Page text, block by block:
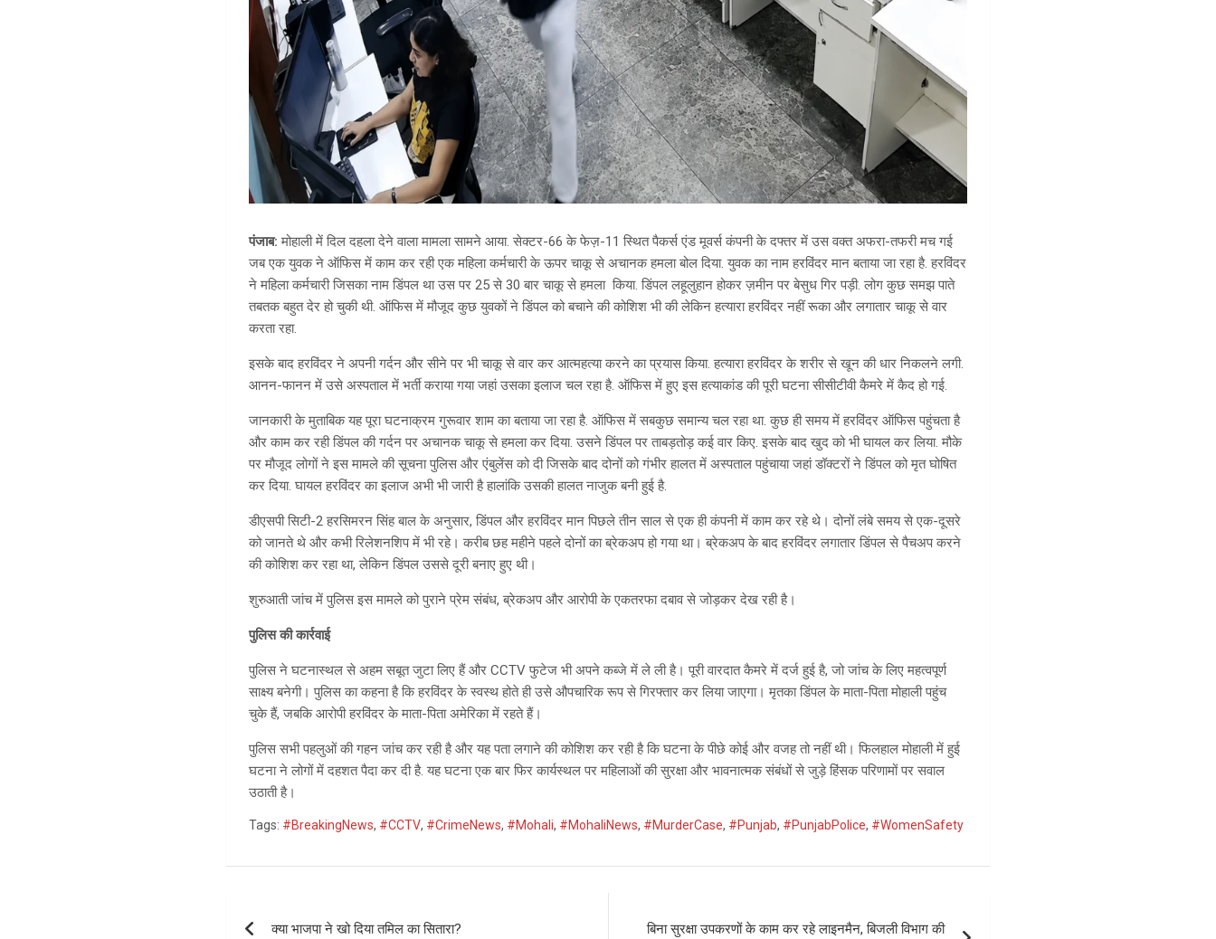
पंजाब: मोहाली में दिल दहला देने वाला मामला सामने आया. सेक्टर-66 के फेज़-11 स्थित पैकर्स एंड मूवर्स कंपनी के दफ्तर में उस वक्त अफरा-तफरी मच गई
जब एक युवक ने ऑफिस में काम कर रही एक महिला कर्मचारी के ऊपर चाकू से अचानक हमला बोल दिया. युवक का नाम हरविंदर मान बताया जा रहा है. हरविंदर
ने महिला कर्मचारी जिसका नाम डिंपल था उस पर 25 से 30 बार चाकू से हमला किया. डिंपल लहूलुहान होकर ज़मीन पर बेसुध गिर पड़ी. लोग कुछ समझ पाते
तबतक बहुत देर हो चुकी थी. ऑफिस में मौजूद कुछ युवकों ने डिंपल को बचाने की कोशिश भी की लेकिन हत्यारा हरविंदर नहीं रूका और लगातार चाकू से वार
करता रहा.
इसके बाद हरविंदर ने अपनी गर्दन और सीने पर भी चाकू से वार कर आत्महत्या करने का प्रयास किया. हत्यारा हरविंदर के शरीर से खून की धार निकलने लगी.
आनन-फानन में उसे अस्पताल में भर्ती कराया गया जहां उसका इलाज चल रहा है. ऑफिस में हुए इस हत्याकांड की पूरी घटना सीसीटीवी कैमरे में कैद हो गई.
जानकारी के मुताबिक यह पूरा घटनाक्रम गुरूवार शाम का बताया जा रहा है. ऑफिस में सबकुछ समान्य चल रहा था. कुछ ही समय में हरविंदर ऑफिस पहुंचता है
और काम कर रही डिंपल की गर्दन पर अचानक चाकू से हमला कर दिया. उसने डिंपल पर ताबड़तोड़ कई वार किए. इसके बाद खुद को भी घायल कर लिया. मौके
पर मौजूद लोगों ने इस मामले की सूचना पुलिस और एंबुलेंस को दी जिसके बाद दोनों को गंभीर हालत में अस्पताल पहुंचाया जहां डॉक्टरों ने डिंपल को मृत घोषित
कर दिया. घायल हरविंदर का इलाज अभी भी जारी है हालांकि उसकी हालत नाजुक बनी हुई है.
डीएसपी सिटी-2 हरसिमरन सिंह बाल के अनुसार, डिंपल और हरविंदर मान पिछले तीन साल से एक ही कंपनी में काम कर रहे थे। दोनों लंबे समय से एक-दूसरे
को जानते थे और कभी रिलेशनशिप में भी रहे। करीब छह महीने पहले दोनों का ब्रेकअप हो गया था। ब्रेकअप के बाद हरविंदर लगातार डिंपल से पैचअप करने
की कोशिश कर रहा था, लेकिन डिंपल उससे दूरी बनाए हुए थी।
शुरुआती जांच में पुलिस इस मामले को पुराने प्रेम संबंध, ब्रेकअप और आरोपी के एकतरफा दबाव से जोड़कर देख रही है।
पुलिस की कार्रवाई
पुलिस ने घटनास्थल से अहम सबूत जुटा लिए हैं और CCTV फुटेज भी अपने कब्जे में ले ली है। पूरी वारदात कैमरे में दर्ज हुई है, जो जांच के लिए महत्वपूर्ण
साक्ष्य बनेगी। पुलिस का कहना है कि हरविंदर के स्वस्थ होते ही उसे औपचारिक रूप से गिरफ्तार कर लिया जाएगा। मृतका डिंपल के माता-पिता मोहाली पहुंच
चुके हैं, जबकि आरोपी हरविंदर के माता-पिता अमेरिका में रहते हैं।
पुलिस सभी पहलुओं की गहन जांच कर रही है और यह पता लगाने की कोशिश कर रही है कि घटना के पीछे कोई और वजह तो नहीं थी। फिलहाल मोहाली में हुई
घटना ने लोगों में दहशत पैदा कर दी है. यह घटना एक बार फिर कार्यस्थल पर महिलाओं की सुरक्षा और भावनात्मक संबंधों से जुड़े हिंसक परिणामों पर सवाल
उठाती है।
Tags: #BreakingNews, #CCTV, #CrimeNews, #Mohali, #MohaliNews, #MurderCase, #Punjab, #PunjabPolice, #WomenSafety
क्या भाजपा ने खो दिया तमिल का सितारा?
बिना सुरक्षा उपकरणों के काम कर रहे लाइनमैन, बिजली विभाग की